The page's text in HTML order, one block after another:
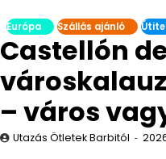
Európa Szállás ajánló
Castellón
– város
Utazás Ötletek Barbitól